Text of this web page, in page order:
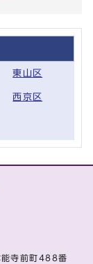
東山区
西京区
寺前町488番